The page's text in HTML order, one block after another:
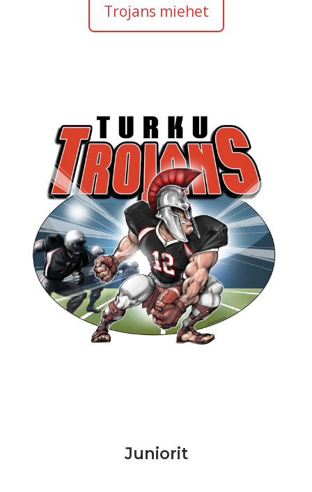
Trojans miehet
Juniorit